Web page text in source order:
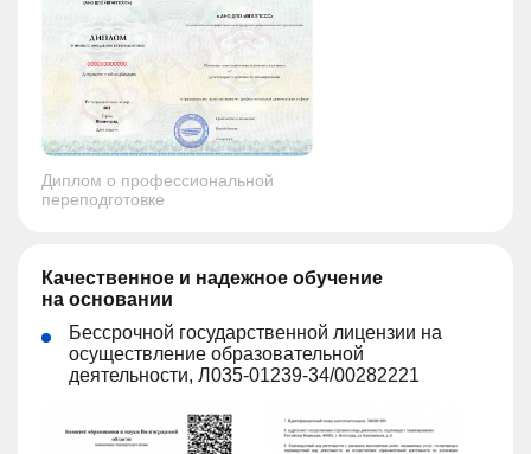
Диплом о профессиональной
переподготовке
Качественное и надежное обучение
на основании
Бессрочной государственной лицензии на
осуществление образовательной
деятельности, Л035-01239-34/00282221